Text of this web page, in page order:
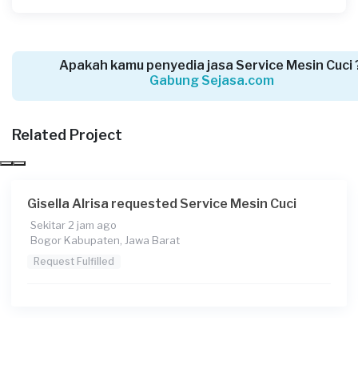
Sekitar 13 jam yang lalu
Depok, Jawa Barat
Hirji requested Service Mesin Cuci
Sekitar 17 jam yang lalu
Apakah kamu penyedia jasa Service Mesin Cuci
Gabung Sejasa.com
Related Project
Gisella Alrisa requested Service Mesin Cuci
Sekitar 2 jam ago
Bogor Kabupaten, Jawa Barat
Request Fulfilled